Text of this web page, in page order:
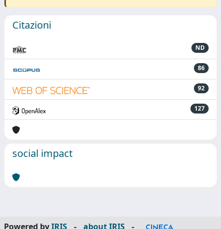
Citazioni
ND
86
92
127
social impact
Powered byIRIS - about IRIS -